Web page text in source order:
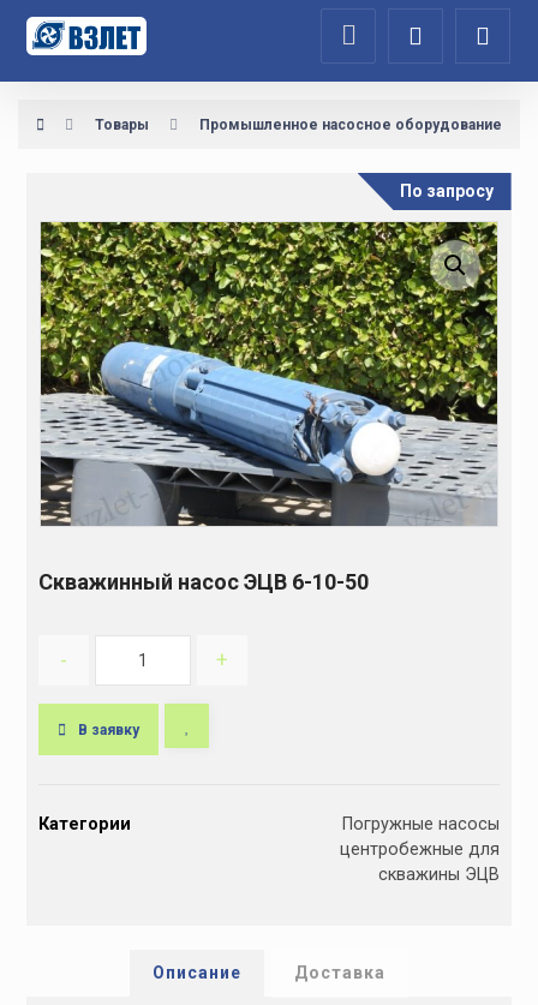
Товары Промышленное насосное оборудование
Увеличить изображение
Скважинный насос ЭЦВ 6-10-50
По запросу
- +
В заявку
tКатегории
Погружные насосы
центробежные для
скважины ЭЦВ
Описание Доставка